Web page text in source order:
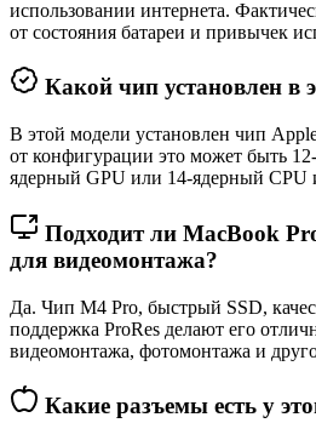
использовании интернета.
от состояния батареи и привычек
Какой чип установлен в
В этой модели установлен чип
от конфигурации это может быть
ядерный GPU или 14-ядерный CPU
Подходит ли MacBook
для видеомонтажа?
Да. Чип M4 Pro, быстрый SSD,
поддержка ProRes делают его
видеомонтажа, фотомонтажа и
Какие разъемы есть у